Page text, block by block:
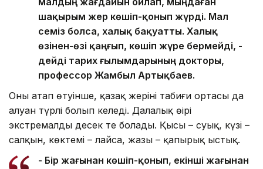
шақырым жер көшіп-қонып жүрді. Мал
семіз болса, халық бақуатты. Халық
өзінен-өзі қаңғып, көшіп жүре бермейді, -
дейді тарих ғылымдарының докторы,
профессор Жамбыл Артықбаев.
Оның атап өтуінше, қазақ жерінің табиғи ортасы да
алуан түрлі болып келеді. Далалық өңірі
экстремалды десек те болады. Қысы – суық, күзі –
салқын, көктемі – лайсаң, жазы – қапырық ыстық.
- Бір жағынан көшіп-қонып, екінші жағынан